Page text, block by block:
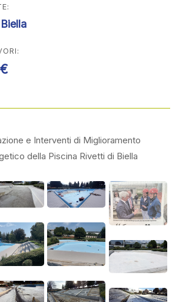
e Interventi di Miglioramento
della Piscina Rivetti di Biella